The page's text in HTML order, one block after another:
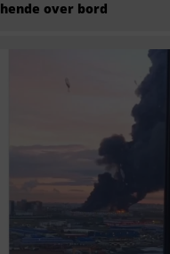
over bord